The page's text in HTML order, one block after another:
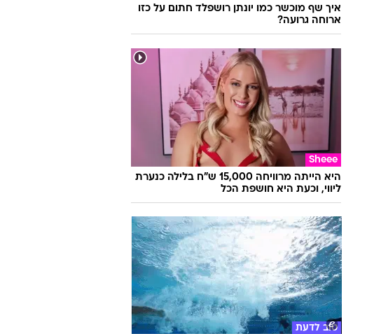
איך שף מוכשר כמו יונתן רושפלד חתום על כזו
ארוחה גרועה?
Sheee
היא הייתה מרוויחה 15,000 ש"ח בלילה כנערת
ליווי, וכעת היא חושפת הכל
טוב לדעת